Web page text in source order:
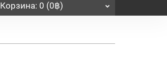
Корзина: 0 (0฿)